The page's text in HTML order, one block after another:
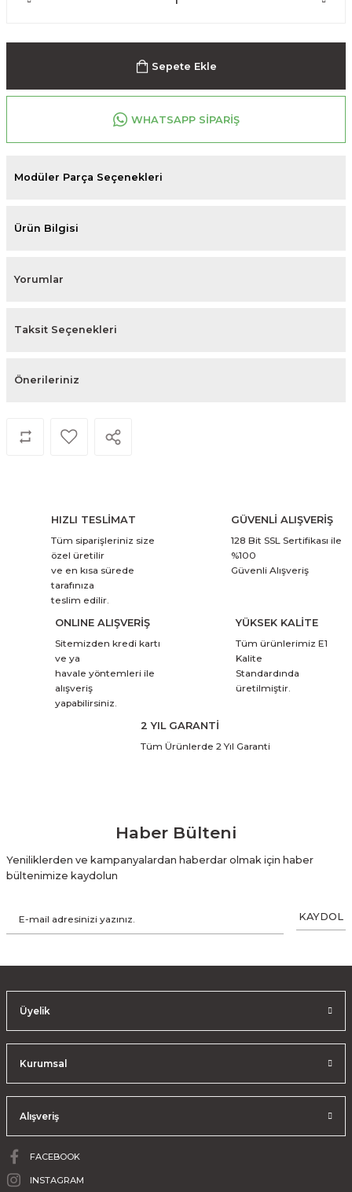
Sepete Ekle
WHATSAPP SİPARİŞ
Modüler Parça Seçenekleri
Ürün Bilgisi
Yorumlar
Taksit Seçenekleri
Önerileriniz
HIZLI TESLİMAT
Tüm siparişleriniz size
özel üretilir
ve en kısa sürede
tarafınıza
teslim edilir.
GÜVENLİ ALIŞVERİŞ
128 Bit SSL Sertifikası ile
%100
Güvenli Alışveriş
ONLINE ALIŞVERİŞ
Sitemizden kredi kartı
ve ya
havale yöntemleri ile
alışveriş
yapabilirsiniz.
YÜKSEK KALİTE
Tüm ürünlerimiz E1
Kalite
Standardında
üretilmiştir.
2 YIL GARANTİ
Tüm Ürünlerde 2 Yıl Garanti
Haber Bülteni
Yeniliklerden ve kampanyalardan haberdar olmak için haber
bültenimize kaydolun
KAYDOL
Üyelik
Kurumsal
Alışveriş
FACEBOOK
INSTAGRAM